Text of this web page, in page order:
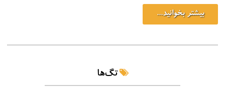
بیشتر بخوانید...
تگ‌ها